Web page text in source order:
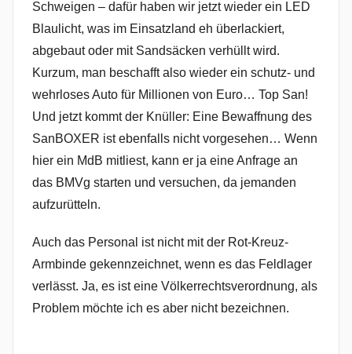
Schweigen – dafür haben wir jetzt wieder ein LED
Blaulicht, was im Einsatzland eh überlackiert,
abgebaut oder mit Sandsäcken verhüllt wird.
Kurzum, man beschafft also wieder ein schutz- und
wehrloses Auto für Millionen von Euro… Top San!
Und jetzt kommt der Knüller: Eine Bewaffnung des
SanBOXER ist ebenfalls nicht vorgesehen… Wenn
hier ein MdB mitliest, kann er ja eine Anfrage an
das BMVg starten und versuchen, da jemanden
aufzurütteln.
Auch das Personal ist nicht mit der Rot-Kreuz-
Armbinde gekennzeichnet, wenn es das Feldlager
verlässt. Ja, es ist eine Völkerrechtsverordnung, als
Problem möchte ich es aber nicht bezeichnen.